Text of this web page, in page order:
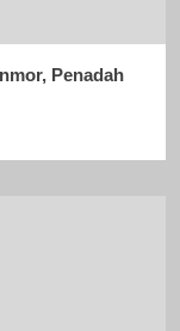
Penadah